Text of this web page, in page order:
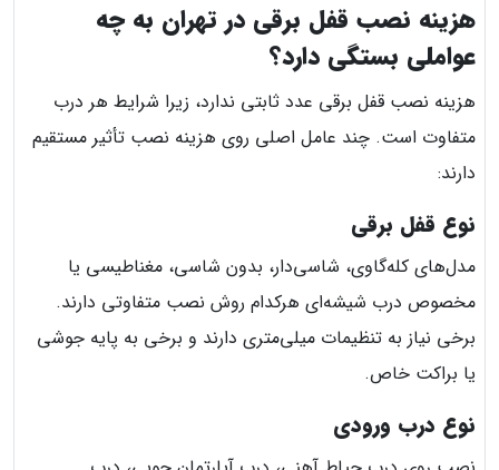
هزینه نصب قفل برقی در تهران به چه
عواملی بستگی دارد؟
هزینه نصب قفل برقی عدد ثابتی ندارد، زیرا شرایط هر درب
متفاوت است. چند عامل اصلی روی هزینه نصب تأثیر مستقیم
دارند:
نوع قفل برقی
مدل‌های کله‌گاوی، شاسی‌دار، بدون شاسی، مغناطیسی یا
مخصوص درب شیشه‌ای هرکدام روش نصب متفاوتی دارند.
برخی نیاز به تنظیمات میلی‌متری دارند و برخی به پایه جوشی
یا براکت خاص.
نوع درب ورودی